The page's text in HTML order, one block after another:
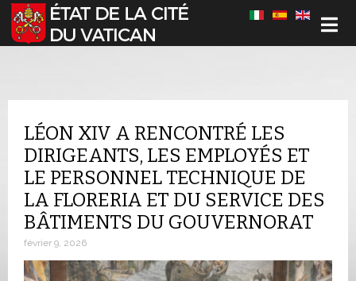
Sélectionnez votre langue
LÉON XIV A RENCONTRÉ LES
DIRIGEANTS, LES EMPLOYÉS ET
LE PERSONNEL TECHNIQUE DE
LA FLORERIA ET DU SERVICE DES
BÂTIMENTS DU GOUVERNORAT
février 9, 2026